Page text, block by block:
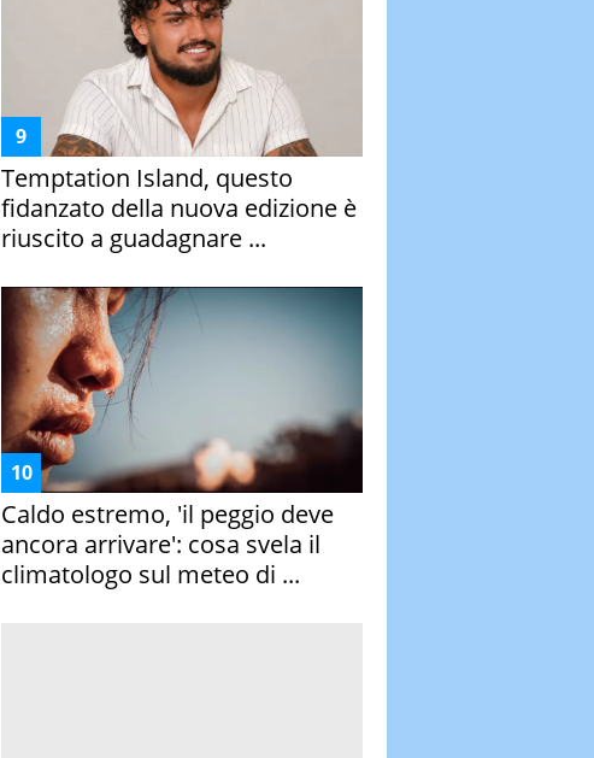
Temptation Island, questo
fidanzato della nuova edizione è
riuscito a guadagnare ...
Caldo estremo, 'il peggio deve
ancora arrivare': cosa svela il
climatologo sul meteo di ...